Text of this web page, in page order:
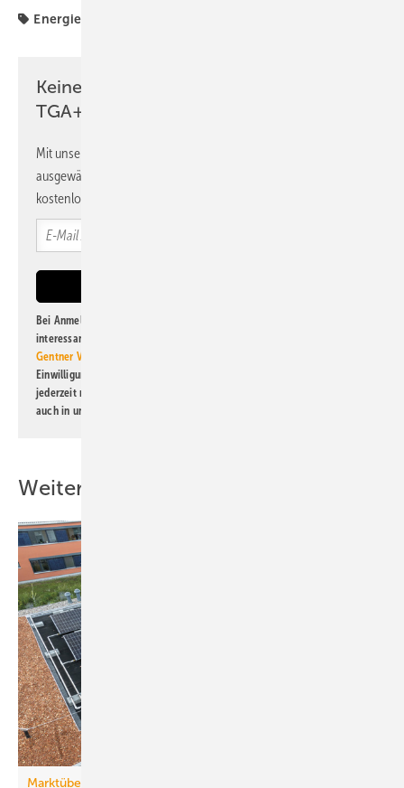
Energiewende
Keine Zeit? Kein Problem mit dem
TGA+E Newsletter!
Mit unserem Newsletter erhalten Sie regelmäßig von uns
ausgewählte Informationen und Neuigkeiten, gebündelt und
kostenlos direkt ins Postfach.
Bei Anmeldung zu diesem Newsletter bin ich damit einverstanden, über
interessante Verlags- und Online-Angebote
Gentner Verlag GmbH & Co. KG
Einwilligung kann ich jederzeit widerrufen und eine Abmeldung ist
jederzeit möglich. Informationen zum Umgang mit Daten finden Sie
auch in unserer
Weitere Inhalte
Marktübersicht PVT-Wärmepumpen